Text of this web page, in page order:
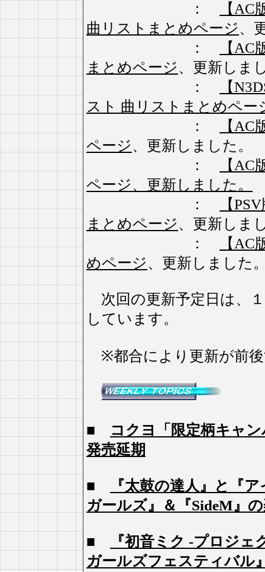
：
【AC
曲リストまとめページ、
：
【AC
まとめページ、更新しま
：
【
スト 曲リストまとめペー
：
【
ページ、更新しました。
：
【
ページ、更新しました。
：
【
まとめページ、更新しま
：
【AC
めページ、更新しました
次回の更新予定日は、
しています。
※都合により更新が前
■
コクヨ「限定柄キャ
発売延期
■
『太鼓の達人』と『
ガールズ』＆『SideM』
■
『初音ミク -プロジ
ガールズフェスティバル